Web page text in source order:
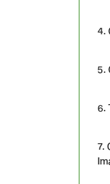
4.
5.
6.
7.